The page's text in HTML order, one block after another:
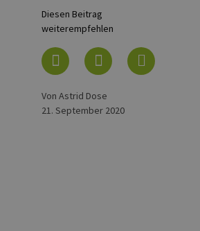
Diesen Beitrag
weiterempfehlen
von Astrid Dose
21. September 2020